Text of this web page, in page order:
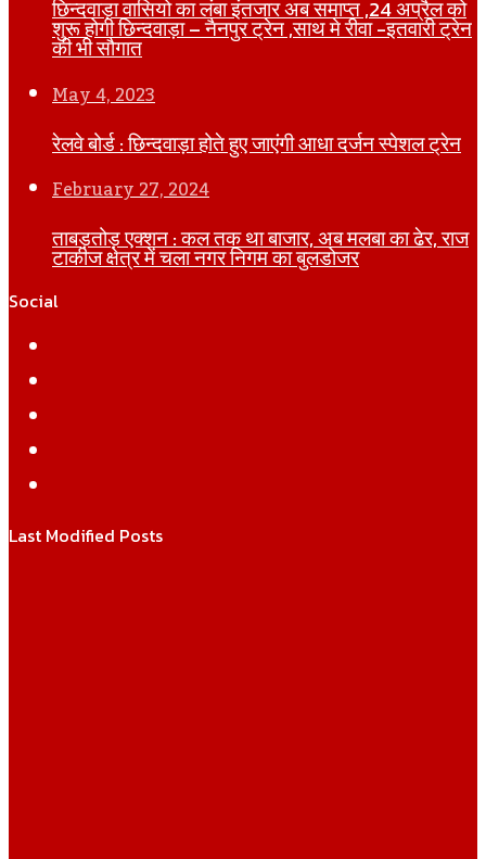
छिन्दवाड़ा वासियो का लंबा इंतजार अब समाप्त ,24 अप्रैल को
शुरू होगी छिन्दवाड़ा – नैनपुर ट्रेन ,साथ मे रीवा -इतवारी ट्रेन
की भी सौगात
May 4, 2023
रेलवे बोर्ड : छिन्दवाड़ा होते हुए जाएंगी आधा दर्जन स्पेशल ट्रेन
February 27, 2024
ताबड़तोड़ एक्शन : कल तक था बाजार, अब मलबा का ढेर, राज
टाकीज क्षेत्र में चला नगर निगम का बुलडोजर
Social
Last Modified Posts